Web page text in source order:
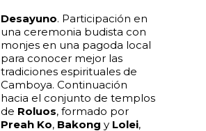
Desayuno. Participación en
una ceremonia budista con
monjes en una pagoda local
para conocer mejor las
tradiciones espirituales de
Camboya. Continuación
hacia el conjunto de templos
de Roluos, formado por
Preah Ko, Bakong y Lolei,